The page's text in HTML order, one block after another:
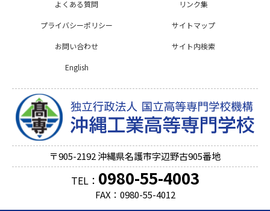
よくある質問 リンク集
プライバシーポリシー サイトマップ
お問い合わせ サイト内検索
English
〒905-2192沖縄県名護市字辺野古905番地
TEL： 0980-55-4003
FAX：0980-55-4012